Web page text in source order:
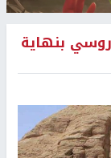
بنهاية